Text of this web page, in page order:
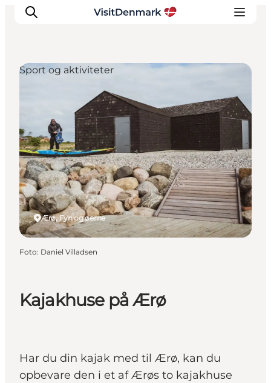
Inspiration
Destinationer
Oplevelser
Overnatning
Planlæg ferien
Kajakhuse på Ærø
Har du din kajak med til Ærø, kan du
opbevare den i et af Ærøs to kajakhuse
Ærø, Fyn og øerne
Sport og aktiviteter
Foto: Daniel Villadsen